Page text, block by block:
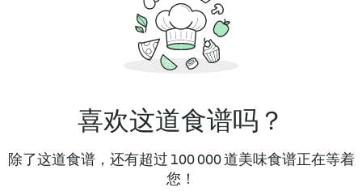
喜欢这道食谱吗？
除了这道食谱，还有超过 100 000 道美味食谱正在等着
您！